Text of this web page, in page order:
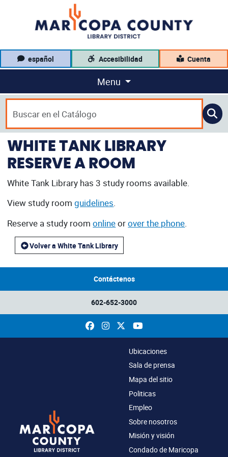
español Accesibilidad Cuenta
Menu
WHITE TANK LIBRARY
RESERVE A ROOM
White Tank Library has 3 study rooms available.
View study roomguidelines.
Reserve a study roomonlineorover the phone.
Volver a White Tank Library
Contáctenos
602-652-3000
Facebook
InstagramYouTube
Ubicaciones
Sala de prensa
Mapa del sitio
Politicas
Empleo
Sobre nosotros
Misión y visión
Condado de Maricopa